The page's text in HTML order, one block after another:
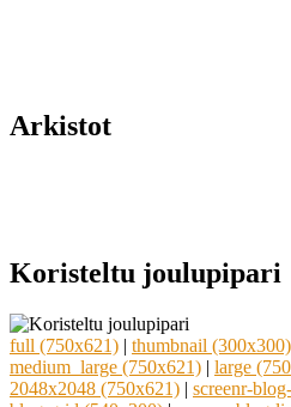
Arkistot
Koristeltu joulupipari
full (750x621) | thumbnail (300x300)
medium_large (750x621) | large
2048x2048 (750x621) | screenr-